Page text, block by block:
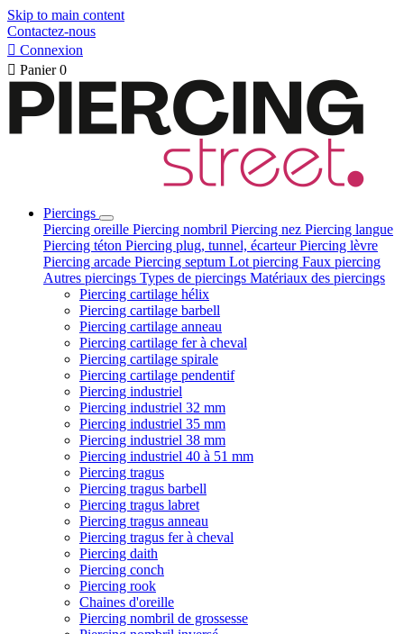
Skip to main content
Contactez-nous
 Connexion
 Panier 0
Piercings
Piercing oreille Piercing nombril Piercing nez Piercing langue
Piercing téton Piercing plug, tunnel, écarteurPiercing lèvre
Piercing arcade Piercing septum Lot piercing Faux piercing
Autres piercings Types de piercings Matériaux des piercings
Piercing cartilage hélix
Piercing cartilage barbell
Piercing cartilage anneau
Piercing cartilage fer à cheval
Piercing cartilage spirale
Piercing cartilage pendentif
Piercing industriel
Piercing industriel 32 mm
Piercing industriel 35 mm
Piercing industriel 38 mm
Piercing industriel 40 à 51 mm
Piercing tragus
Piercing tragus barbell
Piercing tragus labret
Piercing tragus anneau
Piercing tragus fer à cheval
Piercing daith
Piercing conch
Piercing rook
Chaines d'oreille
Piercing nombril de grossesse